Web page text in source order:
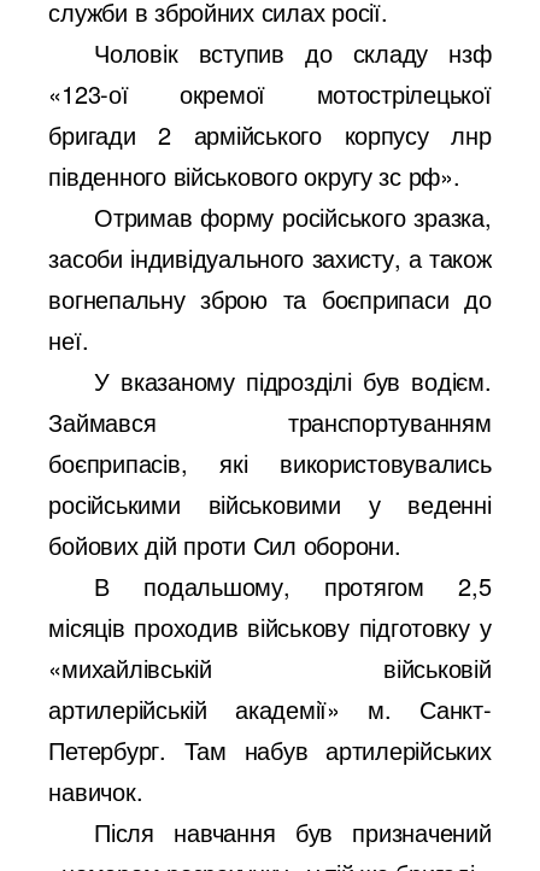
служби в збройних силах росії.
Чоловік вступив до складу нзф
«123-ої окремої мотострілецької
бригади 2 армійського корпусу лнр
південного військового округу зс рф».
Отримав форму російського зразка,
засоби індивідуального захисту, а також
вогнепальну зброю та боєприпаси до
неї.
У вказаному підрозділі був водієм.
Займався транспортуванням
боєприпасів, які використовувались
російськими військовими у веденні
бойових дій проти Сил оборони.
В подальшому, протягом 2,5
місяців проходив військову підготовку у
«михайлівській військовій
артилерійській академії» м. Санкт-
Петербург. Там набув артилерійських
навичок.
Після навчання був призначений